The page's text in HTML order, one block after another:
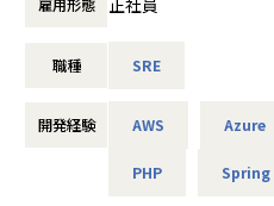
社内の各プロダクトチームに対
術基盤の構築・改善を担っていた
・サービスごとに最適化された
・SLO/SLIの策定支援、
雇用形態
職種 SRE
開発経験 AWS Azure
PHP Spring